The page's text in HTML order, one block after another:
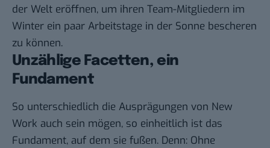
der Welt eröffnen, um ihren Team-Mitgliedern im
Winter ein paar Arbeitstage in der Sonne bescheren
zu können.
Unzählige Facetten, ein
Fundament
So unterschiedlich die Ausprägungen von New
Work auch sein mögen, so einheitlich ist das
Fundament, auf dem sie fußen. Denn: Ohne